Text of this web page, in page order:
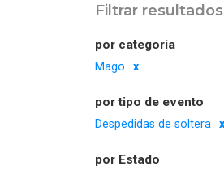
Filtrar resultados
por categoría
Mago
por tipo de evento
Despedidas de soltera
por Estado